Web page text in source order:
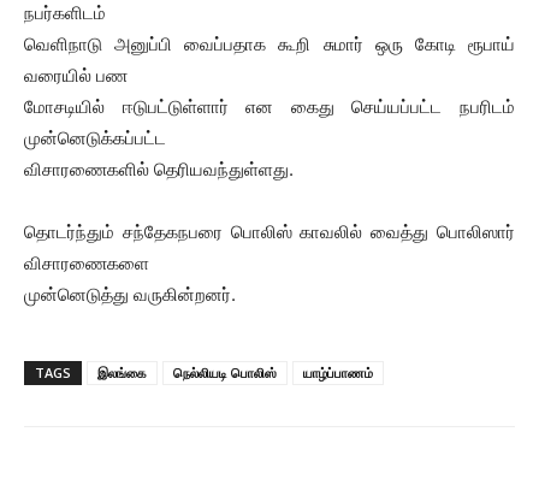
நபர்களிடம்
வெளிநாடு அனுப்பி வைப்பதாக கூறி சுமார் ஒரு கோடி ரூபாய்
வரையில் பண
மோசடியில் ஈடுபட்டுள்ளார் என கைது செய்யப்பட்ட நபரிடம்
முன்னெடுக்கப்பட்ட
விசாரணைகளில் தெரியவந்துள்ளது.
தொடர்ந்தும் சந்தேகநபரை பொலிஸ் காவலில் வைத்து பொலிஸார்
விசாரணைகளை
முன்னெடுத்து வருகின்றனர்.
TAGS இலங்கை நெல்லியடி பொலிஸ் யாழ்ப்பாணம்